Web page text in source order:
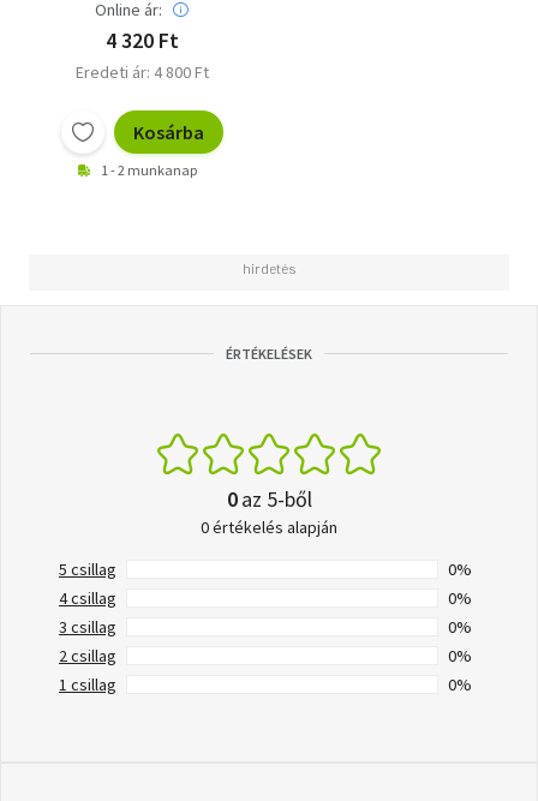
Online ár:
4 320 Ft
Eredeti ár: 4 800 Ft
Kosárba
1 - 2 munkanap
ÉRTÉKELÉSEK
0az 5-ből
0 értékelés alapján
5 csillag
0%
4 csillag
0%
3 csillag
0%
2 csillag
0%
1 csillag
0%